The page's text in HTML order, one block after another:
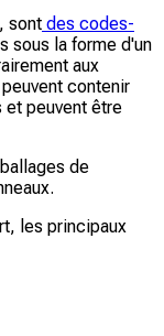
sont des codes-
sous la forme d'un
aux
contenir
et peuvent être
de
les principaux